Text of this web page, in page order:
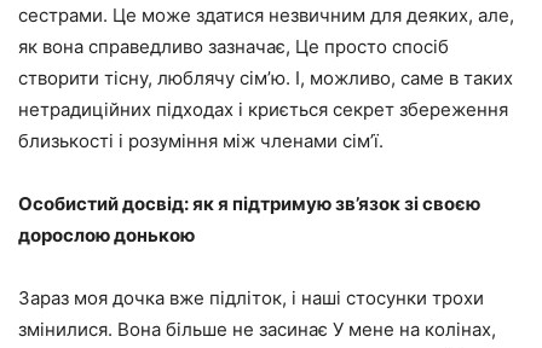
сестрами. Це може здатися незвичним для деяких, але,
як вона справедливо зазначає, Це просто спосіб
створити тісну, люблячу сім’ю. І, можливо, саме в таких
нетрадиційних підходах і криється секрет збереження
близькості і розуміння між членами сім’ї.
Особистий досвід: як я підтримую зв’язок зі своєю
дорослою донькою
Зараз моя дочка вже підліток, і наші стосунки трохи
змінилися. Вона більше не засинає У мене на колінах,